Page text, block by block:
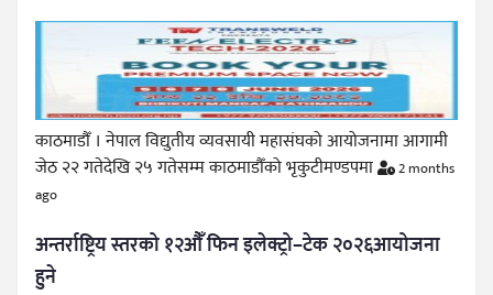
काठमाडौँ । नेपाल विद्युतीय व्यवसायी महासंघको आयोजनामा आगामी
जेठ २२ गतेदेखि २५ गतेसम्म काठमाडौँको भृकुटीमण्डपमा
2 months
ago
अन्तर्राष्ट्रिय स्तरको १२औँ फिन इलेक्ट्रो–टेक २०२६आयोजना
हुने